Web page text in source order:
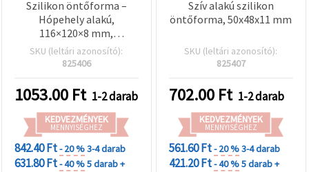
Szilikon öntőforma –
Hópehely alakú,
116×120×8 mm,
gyantához
SKU (leltári azonosító):
825406
1053.00 Ft 1-2 darab
KEDVEZMÉNYEK
MENNYISÉGHEZ
842.40 Ft- 20 %3-4 darab
631.80 Ft- 40 %5 darab +
Szív alakú szilikon
öntőforma, 50x48x11 mm
SKU (leltári azonosító):
825407
702.00 Ft 1-2 darab
KEDVEZMÉNYEK
MENNYISÉGHEZ
561.60 Ft- 20 %3-4 darab
421.20 Ft- 40 %5 darab +